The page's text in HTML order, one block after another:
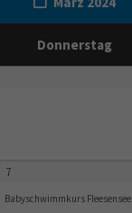
Donnerstag
7
Babyschwimmkurs Fleesensee